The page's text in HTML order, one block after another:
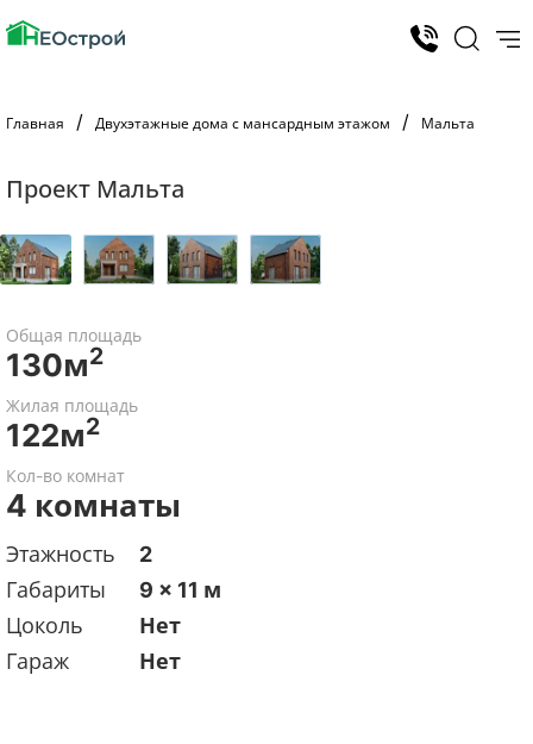
Главная Двухэтажные дома с мансардным этажом Мальта
Проект Мальта
Общая площадь
130м2
Жилая площадь
122м2
Кол-во комнат
4 комнаты
Этажность
2
Габариты
9 x 11 м
Цоколь
Нет
Гараж
Нет